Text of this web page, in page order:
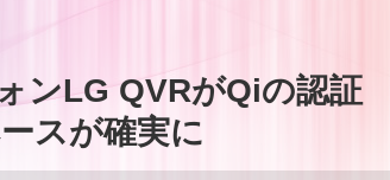
ンLG QVRがQiの認証
スが確実に